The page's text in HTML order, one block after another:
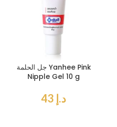
جل الحلمة Yanhee Pink
Nipple Gel 10 g
د.إ